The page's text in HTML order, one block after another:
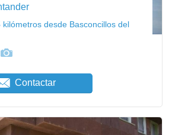
desde Basconcillos del
Contactar